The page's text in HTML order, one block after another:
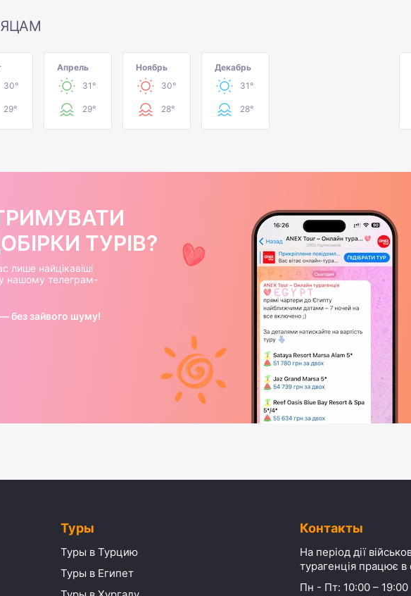
30°
29°
Апрель
31°
29°
Ноябрь
30°
28°
Декабрь
31°
28°
ТУРІВ?
лише найцікавіші
у нашому телеграм-
без зайвого шуму!
Туры
Туры в Турцию
Туры в Египет
Контакты
На період дії
турагенція працює
Пн - Пт: 10:00 – 19:00